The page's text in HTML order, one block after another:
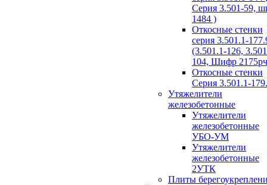
Серия 3.501-59,
1484 )
Откосные стенки
серия 3.501.1-
(3.501.1-126,
104, Шифр
Откосные стенки
Серия 3.501.1-
Утяжелители
железобетонные
Утяжелители
железобетонные
УБО-УМ
Утяжелители
железобетонные
2УТК
Плиты